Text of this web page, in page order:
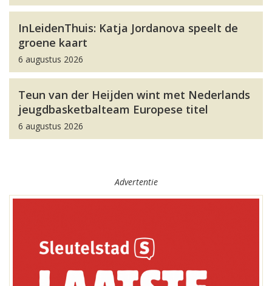
InLeidenThuis: Katja Jordanova speelt de
groene kaart
6 augustus 2026
Teun van der Heijden wint met Nederlands
jeugdbasketbalteam Europese titel
6 augustus 2026
Advertentie